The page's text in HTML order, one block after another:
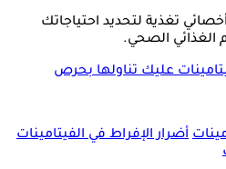
تغذية لتحديد احتياجاتك
الغذائي الصحي.
عليك تناولها بحرص
أضرار الإفراط في الفيتامينات